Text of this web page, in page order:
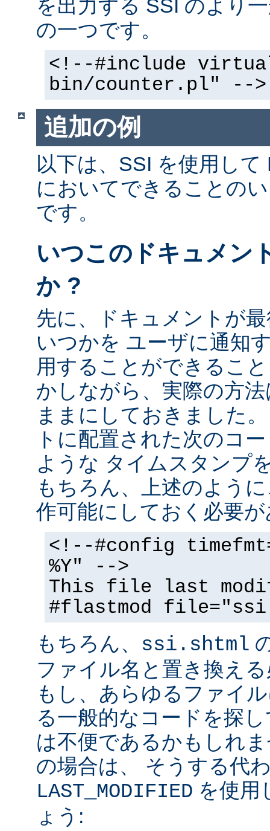
を出力する SSI のより
の一つです。
<!--#include
bin/counter.pl" -->
追加の例
以下は、SSI を使用し
においてできることの
です。
いつこのドキュメン
か ?
先に、ドキュメントが
いつかを ユーザに通知
用することができるこ
かしながら、実際の方
ままにしておきました
トに配置された次のコ
ような タイムスタンプ
もちろん、上述のよう
作可能にしておく必要
<!--#config
%Y" -->
This file last
#flastmod
もちろん、 ssi.shtml
ファイル名と置き換え
もし、あらゆるファイ
る一般的なコードを探
は不便であるかもしれ
の場合は、 そうする代
LAST_MODIFIED を使用
ょう: